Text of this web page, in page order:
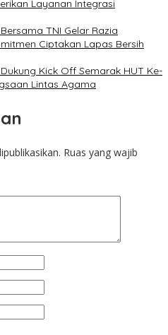
Layanan Integrasi
TNI Gelar Razia
Ciptakan Lapas Bersih
Kick Off Semarak HUT Ke-
Lintas Agama
Ruas yang wajib